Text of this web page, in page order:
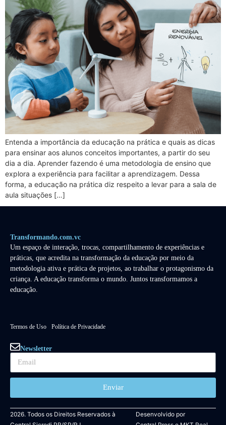
Entenda a importância da educação na prática e quais as dicas
para ensinar aos alunos conceitos importantes, a partir do seu
dia a dia. Aprender fazendo é uma metodologia de ensino que
explora a experiência para facilitar a aprendizagem. Dessa
forma, a educação na prática diz respeito a levar para a sala de
aula situações […]
Transformando.com.vc
Um espaço de interação, trocas, compartilhamento de experiências e
práticas, que acredita na transformação da educação por meio da
metodologia ativa e prática de projetos, ao trabalhar o protagonismo da
criança. A educação transforma o mundo. Juntos transformamos a
educação.
Termos de Uso Política de Privacidade
Newsletter
Enviar
2026. Todos os Direitos Reservados à
Desenvolvido por